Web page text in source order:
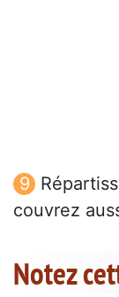
couvrez
Notez